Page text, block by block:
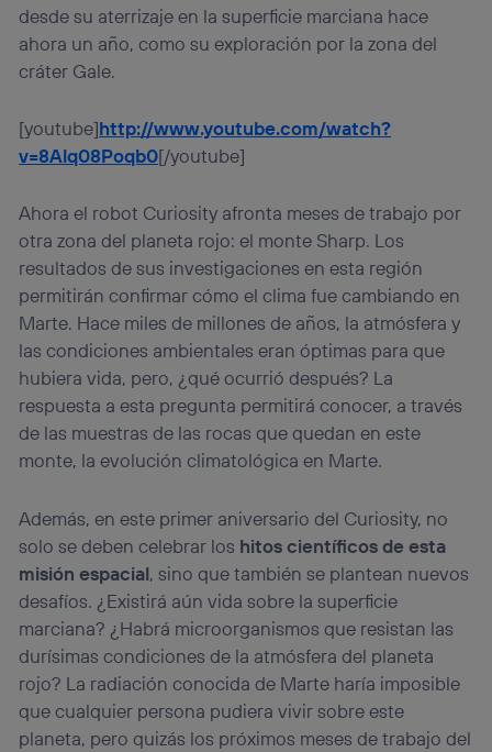
desde su aterrizaje en la superficie marciana hace
ahora un año, como su exploración por la zona del
cráter Gale.
[youtube]http://www.youtube.com/watch?
v=8Alq08Poqb0[/youtube]
Ahora el robot Curiosity afronta meses de trabajo por
otra zona del planeta rojo: el monte Sharp. Los
resultados de sus investigaciones en esta región
permitirán confirmar cómo el clima fue cambiando en
Marte. Hace miles de millones de años, la atmósfera y
las condiciones ambientales eran óptimas para que
hubiera vida, pero, ¿qué ocurrió después? La
respuesta a esta pregunta permitirá conocer, a través
de las muestras de las rocas que quedan en este
monte, la evolución climatológica en Marte.
Además, en este primer aniversario del Curiosity, no
solo se deben celebrar los hitos científicos de esta
misión espacial, sino que también se plantean nuevos
desafíos. ¿Existirá aún vida sobre la superficie
marciana? ¿Habrá microorganismos que resistan las
durísimas condiciones de la atmósfera del planeta
rojo? La radiación conocida de Marte haría imposible
que cualquier persona pudiera vivir sobre este
planeta, pero quizás los próximos meses de trabajo del